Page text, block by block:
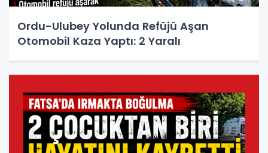
Ordu-Ulubey Yolunda Refüjü Aşan
Otomobil Kaza Yaptı: 2 Yaralı